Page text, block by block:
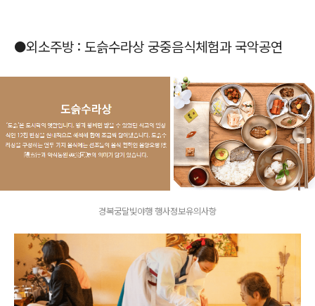
●외소주방 : 도슭수라상 궁중음식체험과 국악공연
경복궁달빛야행 행사정보유의사항